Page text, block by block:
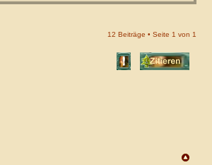
12 Beiträge • Seite 1 von 1